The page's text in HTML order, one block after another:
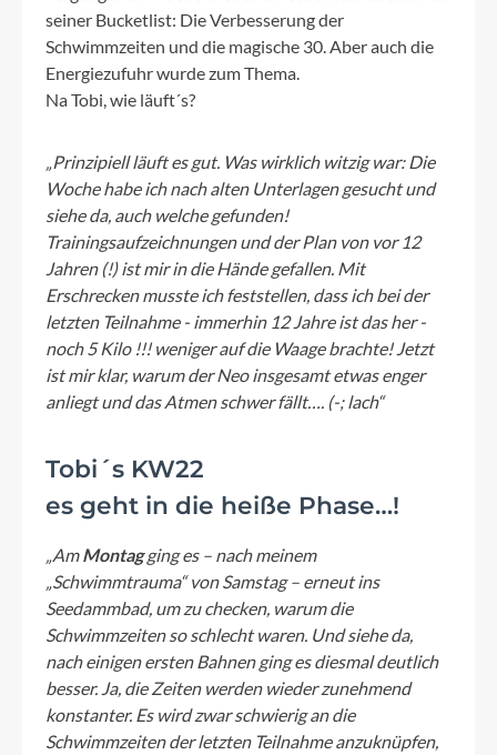
seiner Bucketlist: Die Verbesserung der
Schwimmzeiten und die magische 30. Aber auch die
Energiezufuhr wurde zum Thema.
Na Tobi, wie läuft´s?
„Prinzipiell läuft es gut. Was wirklich witzig war: Die
Woche habe ich nach alten Unterlagen gesucht und
siehe da, auch welche gefunden!
Trainingsaufzeichnungen und der Plan von vor 12
Jahren (!) ist mir in die Hände gefallen. Mit
Erschrecken musste ich feststellen, dass ich bei der
letzten Teilnahme - immerhin 12 Jahre ist das her -
noch 5 Kilo !!! weniger auf die Waage brachte! Jetzt
ist mir klar, warum der Neo insgesamt etwas enger
anliegt und das Atmen schwer fällt…. (-; lach“
Tobi´s KW22
es geht in die heiße Phase…!
„AmMontagging es – nach meinem
„Schwimmtrauma“ von Samstag – erneut ins
Seedammbad, um zu checken, warum die
Schwimmzeiten so schlecht waren. Und siehe da,
nach einigen ersten Bahnen ging es diesmal deutlich
besser. Ja, die Zeiten werden wieder zunehmend
konstanter. Es wird zwar schwierig an die
Schwimmzeiten der letzten Teilnahme anzuknüpfen,